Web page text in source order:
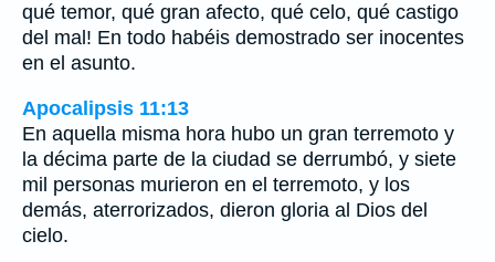
qué temor, qué gran afecto, qué celo, qué castigo
del mal! En todo habéis demostrado ser inocentes
en el asunto.
Apocalipsis 11:13
En aquella misma hora hubo un gran terremoto y
la décima parte de la ciudad se derrumbó, y siete
mil personas murieron en el terremoto, y los
demás, aterrorizados, dieron gloria al Dios del
cielo.